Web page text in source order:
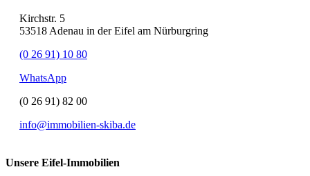
Kirchstr. 5
53518 Adenau in der Eifel am Nürburgring
(0 26 91) 10 80
WhatsApp
(0 26 91) 82 00
info@immobilien-skiba.de
Unsere Eifel-Immobilien